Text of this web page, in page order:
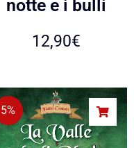
notte e i bulli
12,90€
5%